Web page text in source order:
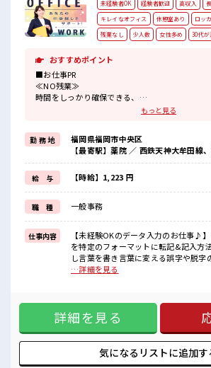
未経験者OK 経験者歓迎 高収入
キレイなオフィス
休憩室あり ロッ
残業なし
少人数 女性多め 30代が
おすすめポイント
■お仕事PR
≪NO残業≫
時間をしっかり確保できる、
≪女性も活躍できる職場≫
もちろん男性の応募も歓迎です！
≪未経験でも活躍できる≫
新しいことにチャレンジするのは不安だけど、
しっかり働く環境が整っています！
イチからスキルUP・ステップUP目指していきま
≪様々なお仕事をご提案≫
一人で悩まず気軽に相談できる、
派遣のお仕事です！
■職場の雰囲気
女性も活躍しやすい雰囲気の職場です！
少人数ですぐに馴染むことができそう♪
ストレス解消☆
もっと見る
勤 務 地
福岡県福岡市中央区
【最寄駅】薬院 ／ 西鉄天神大牟田線
給 与 【時給】1,223 円
職 種 一般事務
仕事内容
【未経験OKのデータ入力のお仕事♪
を特定のフォーマットに転記&記入方
し言葉を書き言葉に変える誤字や脱字
返しは一部ありますが、ごく一部です ■お仕事PR ≪NO残業
できる職場≫ もちろん男性の応募も
活躍できる≫ 新しいことにチャレンジ
しっかり働く環境が整っています！ イ
ップUP目指していきましょう！ ≪様
人で悩まず気軽に相談できる、 派遣のお仕事
雰囲気 女性も活躍しやすい雰囲気の職
…詳細を見る
詳細を見る
気になるリストに追加す